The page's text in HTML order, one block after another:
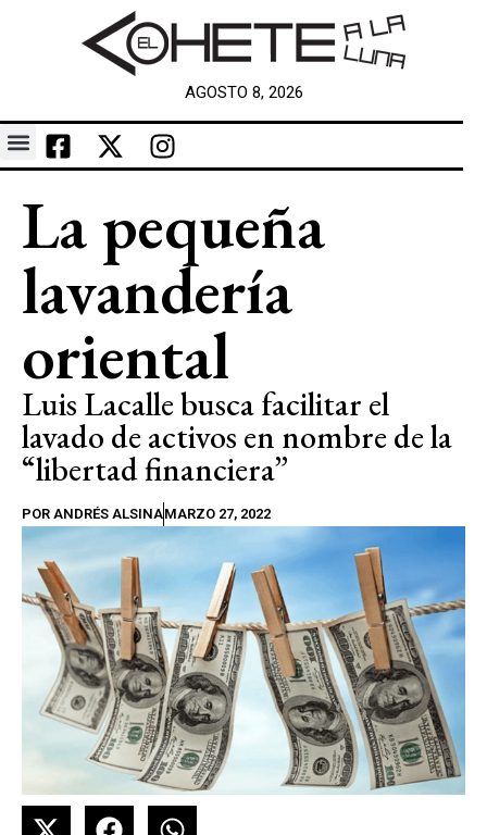
AGOSTO 8, 2026
La pequeña
lavandería
oriental
Luis Lacalle busca facilitar el
lavado de activos en nombre de la
“libertad financiera”
POR ANDRÉS ALSINAMARZO 27, 2022